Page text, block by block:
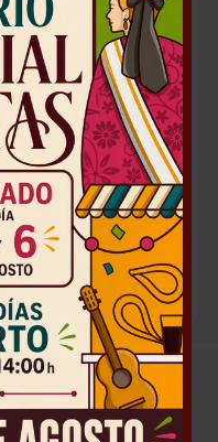
1 pza/s-ud/s
2.16€
IVA INCLUIDO